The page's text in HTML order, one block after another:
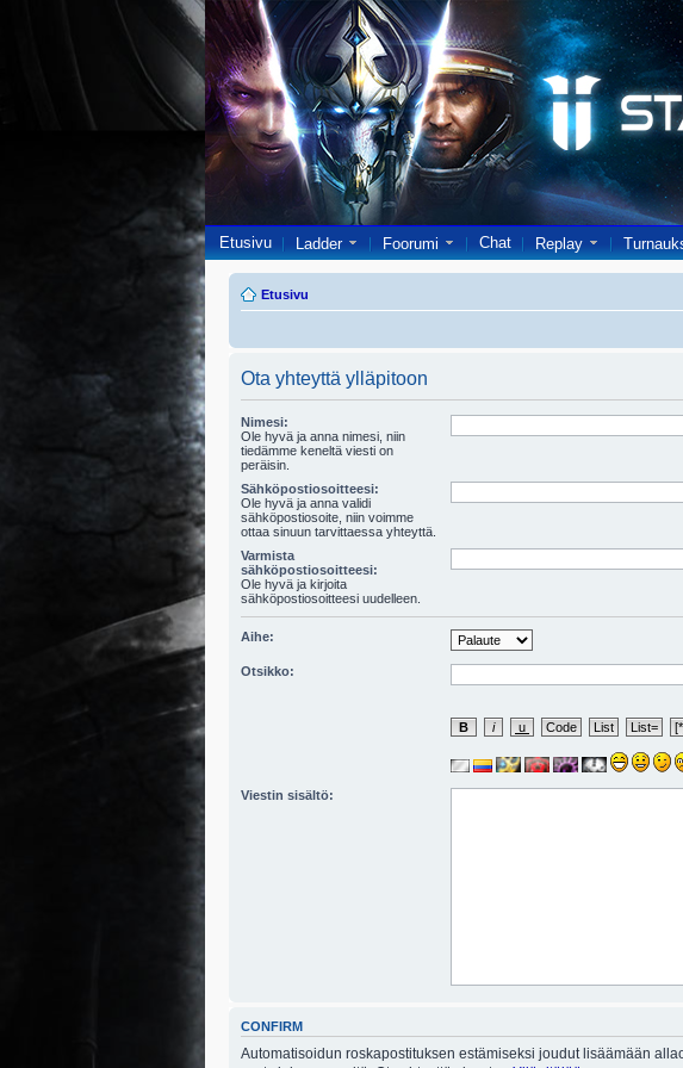
Etusivu Ladder Foorumi Chat Replay
Etusivu
Ota yhteyttä ylläpitoon
Nimesi:
Ole hyvä ja anna nimesi, niin
tiedämme keneltä viesti on
peräisin.
Sähköpostiosoitteesi:
Ole hyvä ja anna validi
sähköpostiosoite, niin voimme
ottaa sinuun tarvittaessa yhteyttä.
Varmista
sähköpostiosoitteesi:
Ole hyvä ja kirjoita
sähköpostiosoitteesi uudelleen.
Aihe:
Otsikko:
Viestin sisältö:
CONFIRM
Automatisoidun roskapostituksen estämiseksi joudut lisäämään